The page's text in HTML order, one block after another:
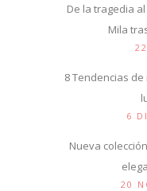
De la tragedia
Mila
8 Tendencias
6
Nueva
20